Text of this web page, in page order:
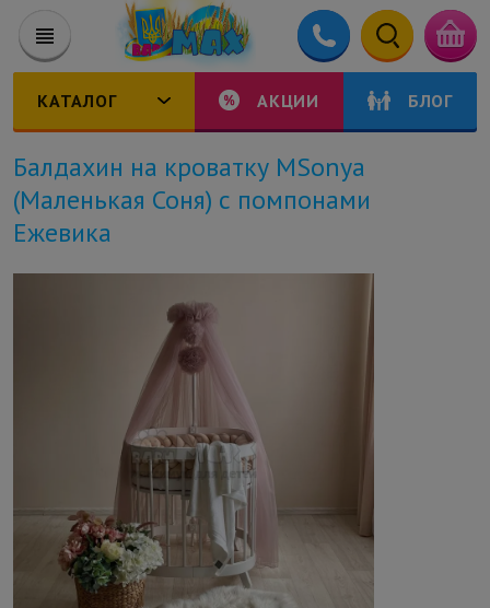
КАТАЛОГ АКЦИИ БЛОГ
Балдахин на кроватку MSonya
(Маленькая Соня) с помпонами
Ежевика